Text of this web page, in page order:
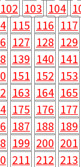
102 103 104
115 116 117
127 128 129
139 140 141
151 152 153
163 164 165
175 176 177
187 188 189
199 200 201
211 212 213